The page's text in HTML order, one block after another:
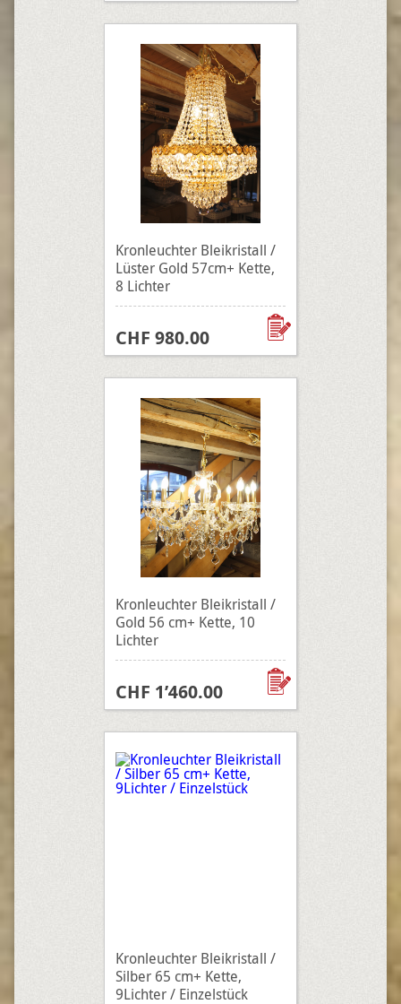
Kronleuchter Bleikristall /
Lüster Gold 57cm+ Kette,
8 Lichter
CHF 980.00
Kronleuchter Bleikristall /
Gold 56 cm+ Kette, 10
Lichter
CHF 1’460.00
Kronleuchter Bleikristall /
Silber 65 cm+ Kette,
9Lichter / Einzelstück